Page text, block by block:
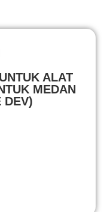
ALAT
MEDAN
DEV)